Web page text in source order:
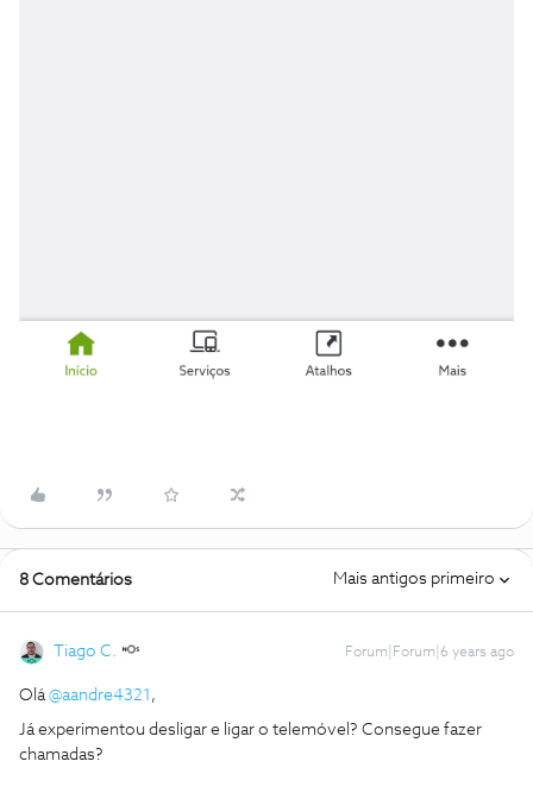
8 Comentários Mais antigos primeiro
Tiago C. Forum|Forum|6 years ago
Olá@aandre4321 ,
Já experimentou desligar e ligar o telemóvel? Consegue fazer
chamadas?